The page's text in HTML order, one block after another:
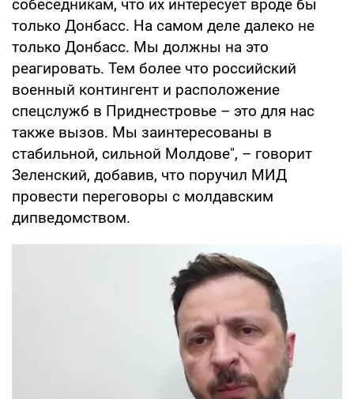
собеседникам, что их интересует вроде бы
только Донбасс. На самом деле далеко не
только Донбасс. Мы должны на это
реагировать. Тем более что российский
военный контингент и расположение
спецслужб в Приднестровье – это для нас
также вызов. Мы заинтересованы в
стабильной, сильной Молдове", – говорит
Зеленский, добавив, что поручил МИД
провести переговоры с молдавским
дипведомством.